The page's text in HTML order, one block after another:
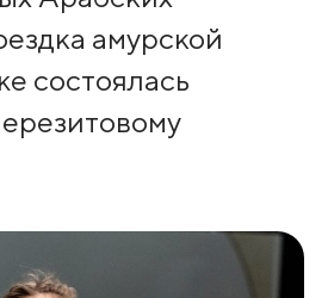
амурской
состоялась